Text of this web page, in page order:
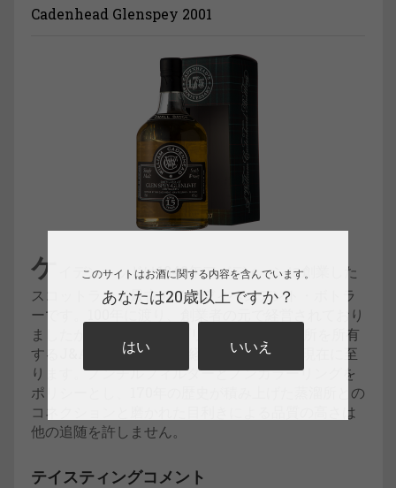
Cadenhead Glenspey 2001
ケ
イデンヘッドは1842年アバディーンに創業した
スコットランド最古のインディペンデント・ボトラ
ーです。100年に渡り、創業者の元で経営されており
ましたが、1972年、スプリングバンク蒸留所を所有
するJ&Aミッチェル社に経営が引き継がれ現在に至
ります。ノンチルフィルターとノンカラーリングを
ポリシーとし、170年の歴史が積み上げた蒸溜所との
コネクションと磨かれた目利きによる品質の高さは
他の追随を許しません。
テイスティングコメント
このサイトはお酒に関する内容を含んでいます。
あなたは20歳以上ですか？
はい いいえ